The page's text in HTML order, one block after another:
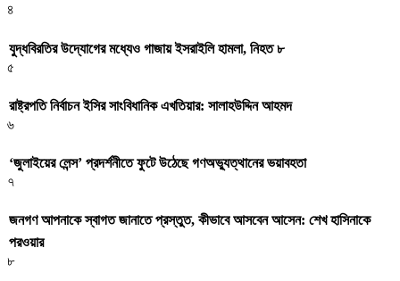
৪
যুদ্ধবিরতির উদ্যোগের মধ্যেও গাজায় ইসরাইলি হামলা, নিহত ৮
৫
রাষ্ট্রপতি নির্বাচন ইসির সাংবিধানিক এখতিয়ার: সালাহউদ্দিন আহমদ
৬
‘জুলাইয়ের লেন্স’ প্রদর্শনীতে ফুটে উঠেছে গণঅভ্যুত্থানের ভয়াবহতা
৭
জনগণ আপনাকে স্বাগত জানাতে প্রস্তুত, কীভাবে আসবেন আসেন: শেখ হাসিনাকে
পরওয়ার
৮